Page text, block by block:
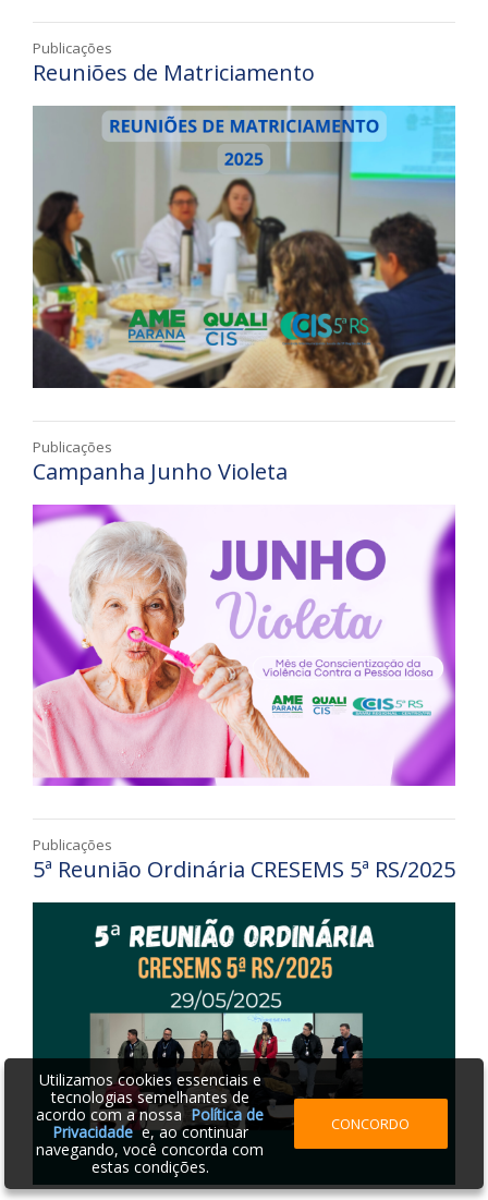
Publicações
Reuniões de Matriciamento
Publicações
Campanha Junho Violeta
Publicações
5ª Reunião Ordinária CRESEMS 5ª RS/2025
Utilizamos cookies essenciais e
tecnologias semelhantes de
acordo com a nossa Política de
Privacidadee, ao continuar
navegando, você concorda com
estas condições.
CONCORDO